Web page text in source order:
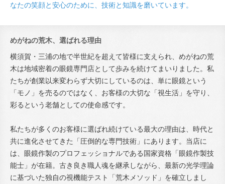
なたの笑顔と安心のために、技術と知識を磨いています。
めがねの荒木、選ばれる理由
横須賀・三浦の地で半世紀を超えて皆様に支えられ、めがねの荒
木は地域密着の眼鏡専門店として歩みを続けてまいりました。私
たちが創業以来変わらず大切にしているのは、単に眼鏡という
「モノ」を売るのではなく、お客様の大切な「視生活」を守り、
彩るという老舗としての使命感です。
私たちが多くのお客様に選ばれ続けている最大の理由は、時代と
共に進化させてきた「圧倒的な専門技術」にあります。当店に
は、眼鏡作製のプロフェッショナルである国家資格「眼鏡作製技
能士」が在籍。古き良き職人魂を継承しながら、最新の光学理論
に基づいた独自の視機能テスト「荒木メソッド」を確立しまし